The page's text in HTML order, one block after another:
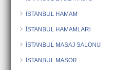
İSTANBUL HAMAM
İSTANBUL HAMAMLARI
İSTANBUL MASAJ SALONU
İSTANBUL MASÖR